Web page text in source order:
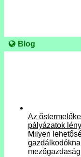
Blog
Az
pályázatok
Milyen